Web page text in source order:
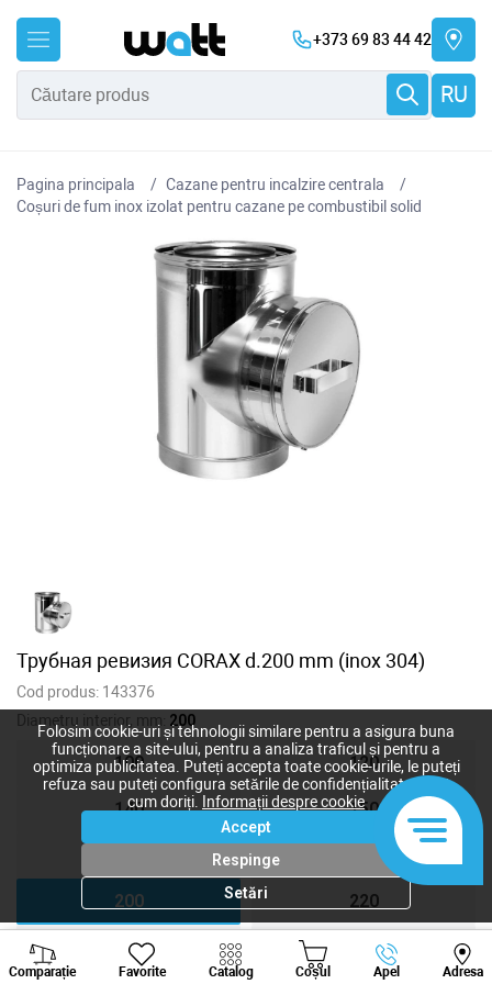
+373 69 83 44 42
RU
Pagina principala
Cazane pentru incalzire centrala
Coșuri de fum inox izolat pentru cazane pe combustibil solid
Трубная ревизия CORAX d.200 mm (inox 304)
Cod produs: 143376
Diametru interior, mm: 200
100 120
140 150
180
200 220
300 350
Comparație Favorite Catalog Coșul Apel Adresa
Viber Whatsapp
Folosim cookie-uri și tehnologii similare pentru a asigura buna
funcționare a site-ului, pentru a analiza traficul și pentru a
optimiza publicitatea. Puteți accepta toate cookie-urile, le puteți
refuza sau puteți configura setările de confidențialitate după
cum doriți.
Informații despre cookie
Accept
Respinge
Setări